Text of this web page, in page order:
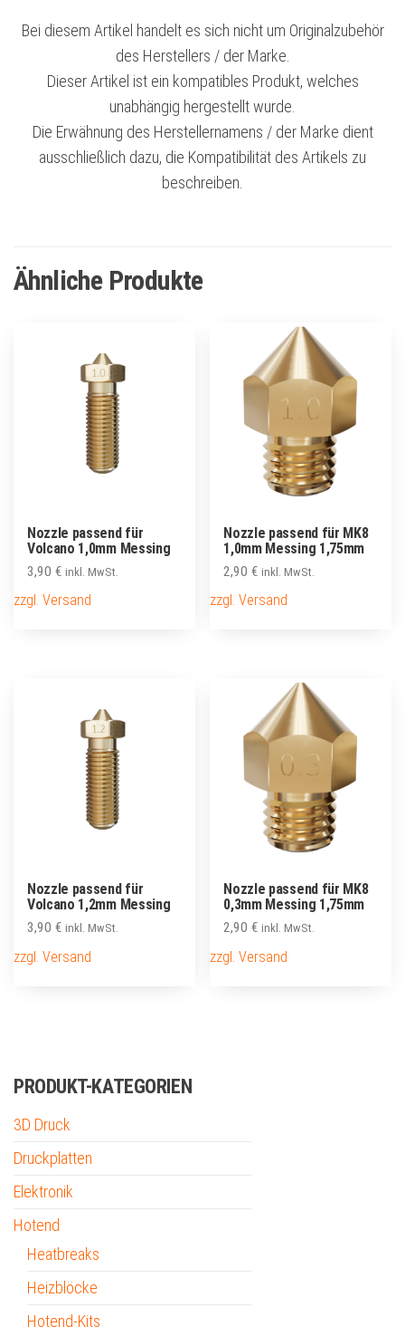
Bei diesem Artikel handelt es sich nicht um Originalzubehör
des Herstellers / der Marke.
Dieser Artikel ist ein kompatibles Produkt, welches
unabhängig hergestellt wurde.
Die Erwähnung des Herstellernamens / der Marke dient
ausschließlich dazu, die Kompatibilität des Artikels zu
beschreiben.
Ähnliche Produkte
Nozzle passend für
Volcano 1,0mm Messing
3,90 € inkl. MwSt.
zzgl. Versand
Nozzle passend für MK8
1,0mm Messing 1,75mm
2,90€ inkl. MwSt.
zzgl. Versand
Nozzle passend für
Volcano 1,2mm Messing
3,90 € inkl. MwSt.
zzgl. Versand
Nozzle passend für MK8
0,3mm Messing 1,75mm
2,90€ inkl. MwSt.
zzgl. Versand
PRODUKT-KATEGORIEN
3D Druck
Druckplatten
Elektronik
Hotend
Heatbreaks
Heizblöcke
Hotend-Kits